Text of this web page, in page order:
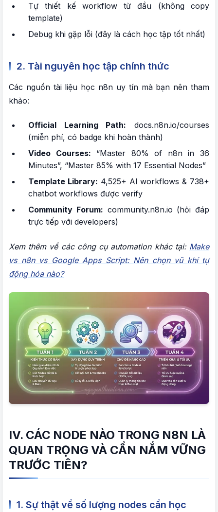
Tự thiết kế workflow từ đầu (không copy
template)
Debug khi gặp lỗi (đây là cách học tập tốt nhất)
2. Tài nguyên học tập chính thức
Các nguồn tài liệu học n8n uy tín mà bạn nên tham
khảo:
Official Learning Path: docs.n8n.io/courses
(miễn phí, có badge khi hoàn thành)
Video Courses: “Master 80% of n8n in 36
Minutes”, “Master 85% with 17 Essential Nodes”
Template Library: 4,525+ AI workflows & 738+
chatbot workflows được verify
Community Forum: community.n8n.io (hỏi đáp
trực tiếp với developers)
Xem thêm về các công cụ automation khác tại: Make
vs n8n vs Google Apps Script: Nên chọn vũ khí tự
động hóa nào?
IV. CÁC NODE NÀO TRONG N8N LÀ
QUAN TRỌNG VÀ CẦN NẮM VỮNG
TRƯỚC TIÊN?
1. Sự thật về số lượng nodes cần học